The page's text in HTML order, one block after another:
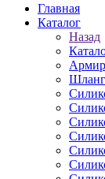
Главная
Каталог
Назад